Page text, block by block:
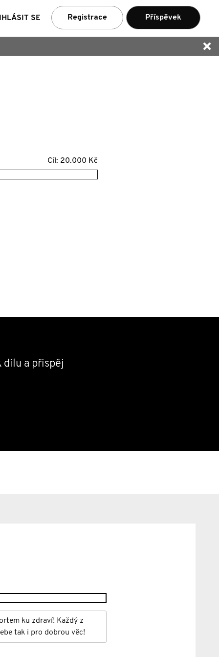
SE Registrace Příspěvek
Cíl: 20.000 Kč
dílu a přispěj
ku zdraví! Každý z
tak i pro dobrou věc!